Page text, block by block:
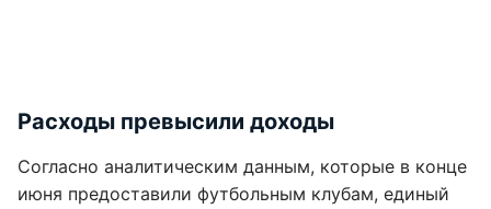
Расходы превысили доходы
Согласно аналитическим данным, которые в конце
июня предоставили футбольным клубам, единый